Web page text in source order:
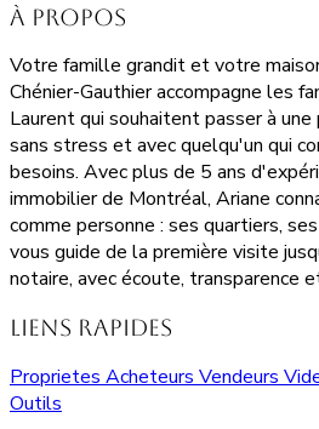
À propos
Votre famille grandit et votre
Chénier-Gauthier accompagne les
Laurent qui souhaitent passer à
sans stress et avec quelqu'un qui
besoins. Avec plus de 5 ans
immobilier de Montréal, Ariane
comme personne : ses quartiers,
vous guide de la première visite
notaire, avec écoute, transparence
Liens rapides
Proprietes Acheteurs Vendeurs
Outils